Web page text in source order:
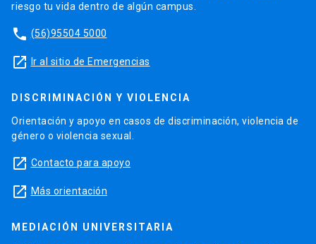
riesgo tu vida dentro de algún campus.
phone (56)95504 5000
launch Ir al sitio de Emergencias
DISCRIMINACIÓN Y VIOLENCIA
Orientación y apoyo en casos de discriminación, violencia de
género o violencia sexual.
launch Contacto para apoyo
launch Más orientación
MEDIACIÓN UNIVERSITARIA